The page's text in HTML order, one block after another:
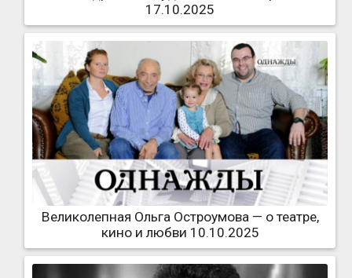
17.10.2025
Великолепная Ольга Остроумова — о театре,
кино и любви 10.10.2025